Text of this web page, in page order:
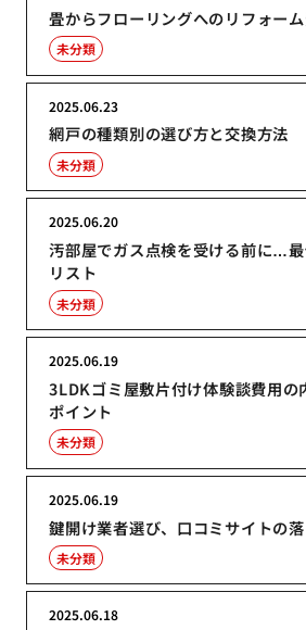
畳からフローリングへのリフォー
未分類
網戸の種類別の選び方と交換方法
2025.06.23
未分類
汚部屋でガス点検を受ける前に…
リスト
2025.06.20
未分類
3LDKゴミ屋敷片付け体験談費用の
ポイント
2025.06.19
未分類
鍵開け業者選び、口コミサイトの
2025.06.19
未分類
2025.06.18